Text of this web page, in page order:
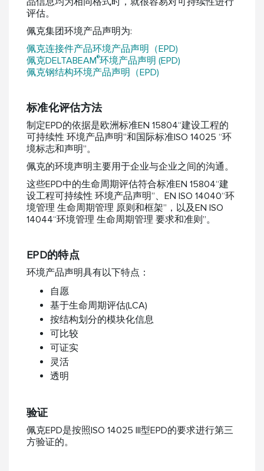
评估。
佩克集团环境产品声明为:
佩克连接件产品环境产品声明（EPD)
佩克DELTABEAM®环境产品声明 (EPD)
佩克钢结构环境产品声明（EPD)
标准化评估方法
制定EPD的依据是欧洲标准EN 15804“建设工程的
可持续性 环境产品声明”和国际标准ISO 14025 “环
境标志和声明”。
佩克的环境声明主要用于企业与企业之间的沟通。
这些EPD中的生命周期评估符合标准EN 15804“建
设工程可持续性 环境产品声明”、EN ISO 14040“环
境管理 生命周期管理 原则和框架”，以及EN ISO
14044“环境管理 生命周期管理 要求和准则”。
EPD的特点
环境产品声明具有以下特点：
自愿
基于生命周期评估(LCA)
按结构划分的模块化信息
可比较
可证实
灵活
透明
验证
佩克EPD是按照ISO 14025 III型EPD的要求进行第三
方验证的。